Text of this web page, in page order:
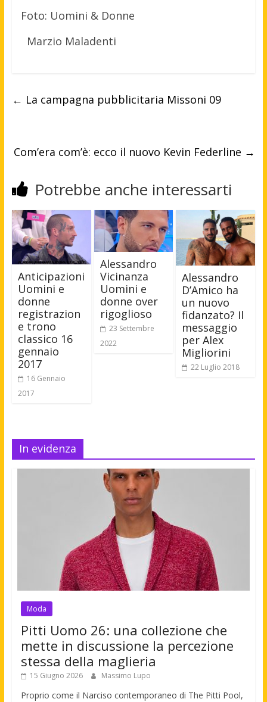
Foto: Uomini & Donne
Marzio Maladenti
← La campagna pubblicitaria Missoni 09
Com’era com’è: ecco il nuovo Kevin Federline →
Potrebbe anche interessarti
Anticipazioni
Uomini e
donne
registrazion
e trono
classico 16
gennaio
2017
16 Gennaio
2017
Alessandro
Vicinanza
Uomini e
donne over
rigoglioso
23 Settembre
2022
Alessandro
D’Amico ha
un nuovo
fidanzato? Il
messaggio
per Alex
Migliorini
22 Luglio 2018
In evidenza
Moda
Pitti Uomo 26: una collezione che
mette in discussione la percezione
stessa della maglieria
15 Giugno 2026 Massimo Lupo
Proprio come il Narciso contemporaneo di The Pitti Pool,